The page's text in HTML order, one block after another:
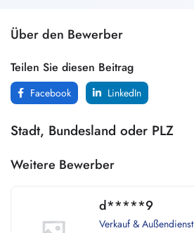
Über den Bewerber
Teilen Sie diesen Beitrag
Facebook LinkedIn
Stadt, Bundesland oder PLZ
Weitere Bewerber
d*****9
Verkauf & Außendienst